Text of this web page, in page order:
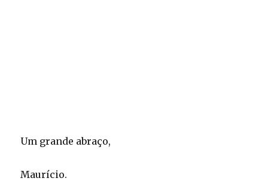
Um grande abraço,
Maurício.